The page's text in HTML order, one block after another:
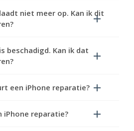
niet meer op. Kan ik dit
beschadigd. Kan ik dat
een iPhone reparatie?
iPhone reparatie?